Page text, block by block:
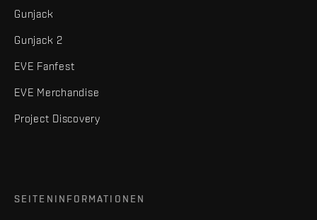
Gunjack
Gunjack 2
EVE Fanfest
EVE Merchandise
Project Discovery
SEITENINFORMATIONEN